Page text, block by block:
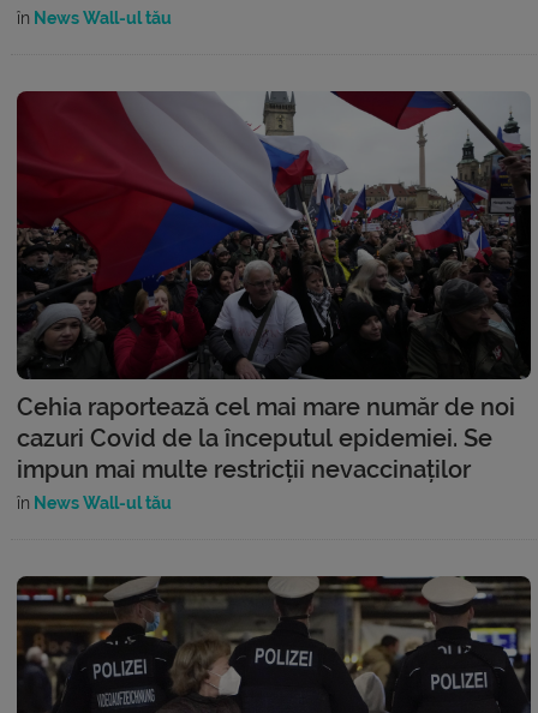
în News Wall-ul tău
Cehia raportează cel mai mare număr de noi
cazuri Covid de la începutul epidemiei. Se
impun mai multe restricții nevaccinaților
în News Wall-ul tău